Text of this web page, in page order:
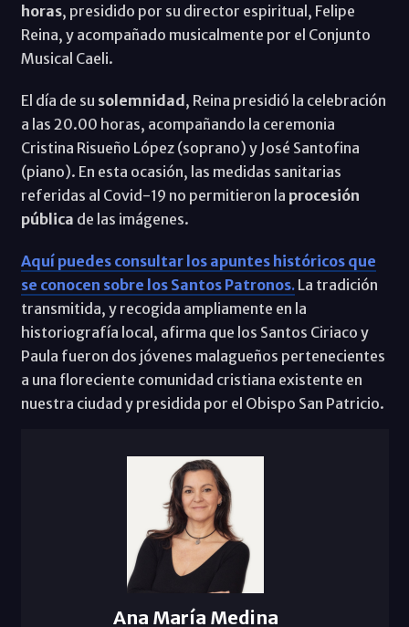
horas, presidido por su director espiritual, Felipe
Reina, y acompañado musicalmente por el Conjunto
Musical Caeli.
El día de su solemnidad, Reina presidió la celebración
a las 20.00 horas, acompañando la ceremonia
Cristina Risueño López (soprano) y José Santofina
(piano). En esta ocasión, las medidas sanitarias
referidas al Covid-19 no permitieron la procesión
pública de las imágenes.
Aquí puedes consultar los apuntes históricos que
se conocen sobre los Santos Patronos.La tradición
transmitida, y recogida ampliamente en la
historiografía local, afirma que los Santos Ciriaco y
Paula fueron dos jóvenes malagueños pertenecientes
a una floreciente comunidad cristiana existente en
nuestra ciudad y presidida por el Obispo San Patricio.
Ana María Medina